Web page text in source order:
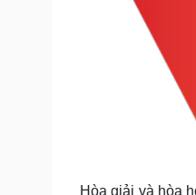
Phòng mạch online
Ăn sạch sống khỏe
Hòa giải và hòa